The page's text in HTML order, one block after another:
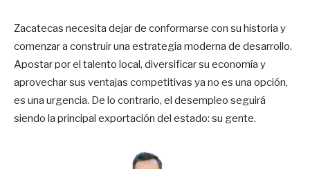
Zacatecas necesita dejar de conformarse con su historia y
comenzar a construir una estrategia moderna de desarrollo.
Apostar por el talento local, diversificar su economía y
aprovechar sus ventajas competitivas ya no es una opción,
es una urgencia. De lo contrario, el desempleo seguirá
siendo la principal exportación del estado: su gente.